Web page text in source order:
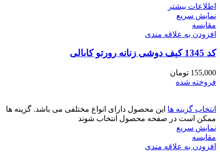
اطلاعات بیشتر
نمایش سریع
مقايسه
افزودن به علاقه مندی
کد 1345 کیف دوشی زنانه رورتو کابالی
155,000 تومان
فروخته شده
انتخاب گزینه ها این محصول دارای انواع مختلفی می باشد. گزینه ها
ممکن است در صفحه محصول انتخاب شوند
نمایش سریع
مقايسه
افزودن به علاقه مندی